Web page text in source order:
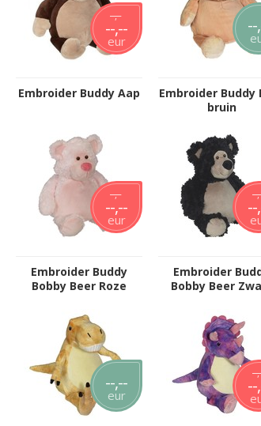
--,--
--,--
eur
Embroider Buddy Aap
--
Embroider Buddy
bruin
--,--
--,--
eur
Embroider Buddy
Bobby Beer Roze
--
--
Embroider
Bobby Beer
--,--
eur
--
--